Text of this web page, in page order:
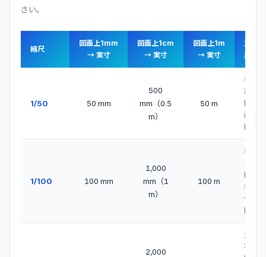
さい。
縮尺
図面上1mm
→ 実寸
図面上1cm
→ 実寸
図面上1m
→ 実寸
主な
用途
1/50 50 mm
500
mm（0.5
m）
50 m
構造
詳細
配筋
1/100 100 mm
1,000
mm（1
m）
100 m
構造
一般
橋梁
側面
2,000
道路
平面